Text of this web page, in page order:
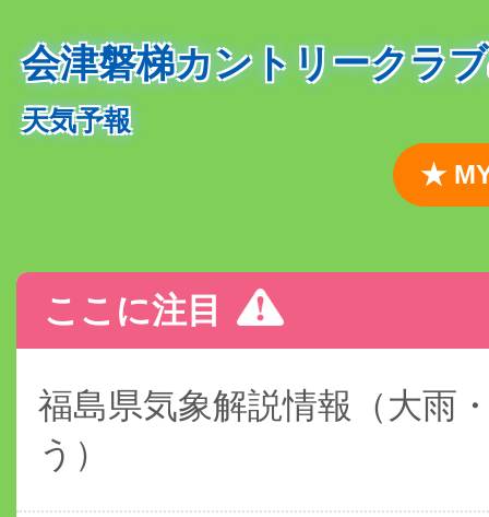
会津磐梯カントリークラブ
天気予報
★
ここに注目
福島県気象解説情報（大雨
う）